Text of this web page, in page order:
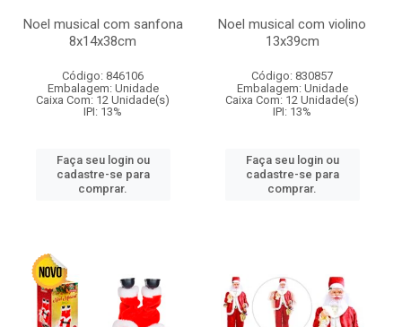
Noel musical com sanfona
8x14x38cm
Código: 846106
Embalagem: Unidade
Caixa Com: 12 Unidade(s)
IPI: 13%
Faça seu login ou
cadastre-se para
comprar.
Noel musical com violino
13x39cm
Código: 830857
Embalagem: Unidade
Caixa Com: 12 Unidade(s)
IPI: 13%
Faça seu login ou
cadastre-se para
comprar.